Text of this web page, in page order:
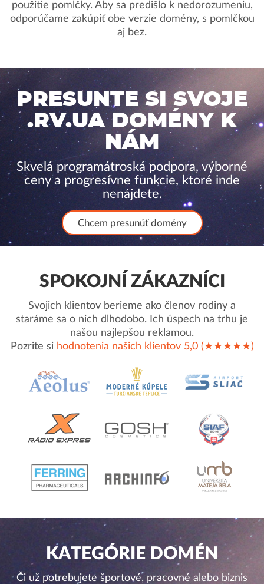
použitie pomlčky. Aby sa predišlo k nedorozumeniu,
odporúčame zakúpiť obe verzie domény, s pomlčkou
aj bez.
PRESUNTE SI SVOJE
.RV.UA DOMÉNY K
NÁM
Skvelá programátroská podpora, výborné
ceny a progresívne funkcie, ktoré inde
nenájdete.
Chcem presunúť domény
SPOKOJNÍ ZÁKAZNÍCI
Svojich klientov berieme ako členov rodiny a
staráme sa o nich dlhodobo. Ich úspech na trhu je
našou najlepšou reklamou.
Pozrite si hodnotenia našich klientov 5,0 (★★★★★)
KATEGÓRIE DOMÉN
Či už potrebujete športové, pracovné alebo biznis